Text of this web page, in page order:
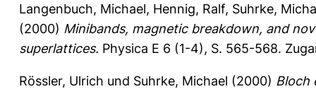
Langenbuch, Michael, Hennig, Ralf, Suhrke,
(2000) Minibands, magnetic breakdown, and
superlattices. Physica E 6 (1-4), S. 565-568.
Rössler, Ulrich und Suhrke, Michael (2000) Bloch